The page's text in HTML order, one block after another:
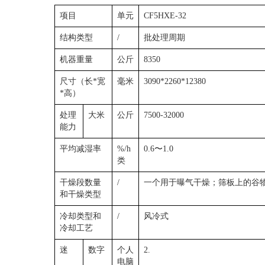
项目 单元 CF5HXE-32
结构类型 / 批处理周期
机器重量 公斤 8350
尺寸（长*宽
*高）
毫米 3090*2260*12380
处理
能力
大米 公斤 7500-32000
平均减湿率
%/h
类
0.6〜1.0
干燥段数量
和干燥类型
/ 一个用于曝气干燥；筛板上的谷
冷却类型和
冷却工艺
/ 风冷式
迷 数字
个人
电脑
2.